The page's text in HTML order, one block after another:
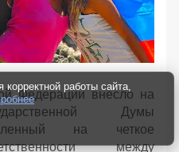
Федерации внесло на
Думы
на четкое
между
работы сайта,